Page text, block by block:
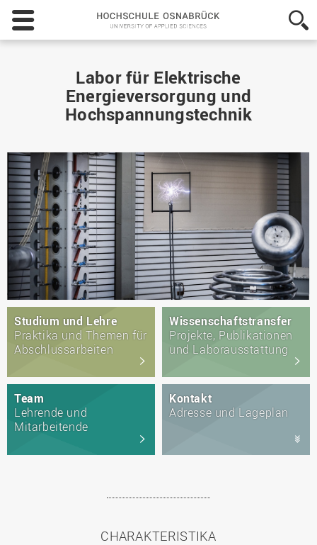
Hochschule
Osnabrück
-
Sciences
Labor für Elektrische
Energieversorgung und
Hochspannungstechnik
Studium und Lehre
Praktika und Themen für
Abschlussarbeiten
Wissenschaftstransfer
Projekte, Publikationen
und Laborausstattung
Team
Lehrende und
Mitarbeitende
Kontakt
Adresse und Lageplan
CHARAKTERISTIKA